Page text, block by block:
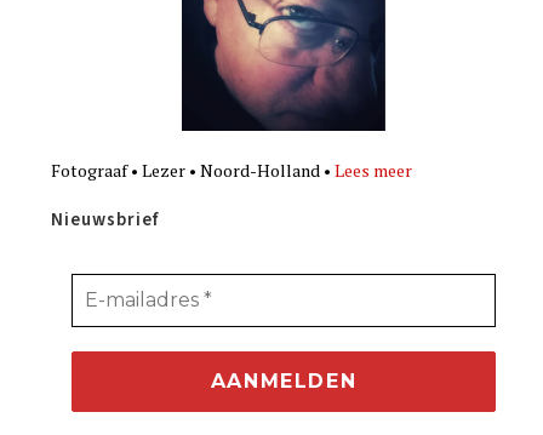
Fotograaf • Lezer • Noord-Holland •Lees meer
Nieuwsbrief